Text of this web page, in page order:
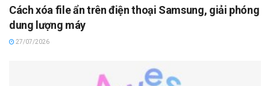
Cách xóa file ẩn trên điện thoại Samsung, giải phóng
dung lượng máy
27/07/2026